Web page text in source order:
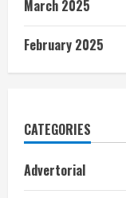
March 2025
February 2025
CATEGORIES
Advertorial